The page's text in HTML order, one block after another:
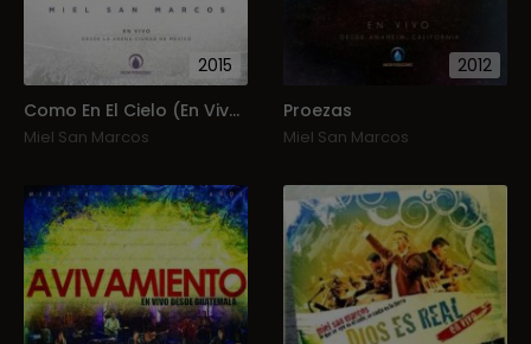
2015
Como En El Cielo (En Vivo)
Miel San Marcos
2012
Proezas
Miel San Marcos